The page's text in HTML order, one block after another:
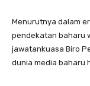
Menurutnya dalam
pendekatan baharu
jawatankuasa Biro
dunia media baharu